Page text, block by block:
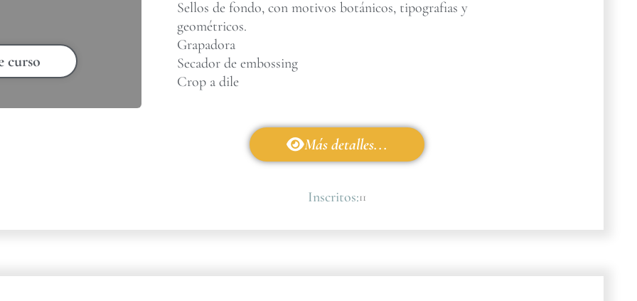
curso
Sellos de fondo, con motivos botánicos, tipografias y
geométricos.
Grapadora
Secador de embossing
Crop a dile
Más detalles...
Inscritos:11